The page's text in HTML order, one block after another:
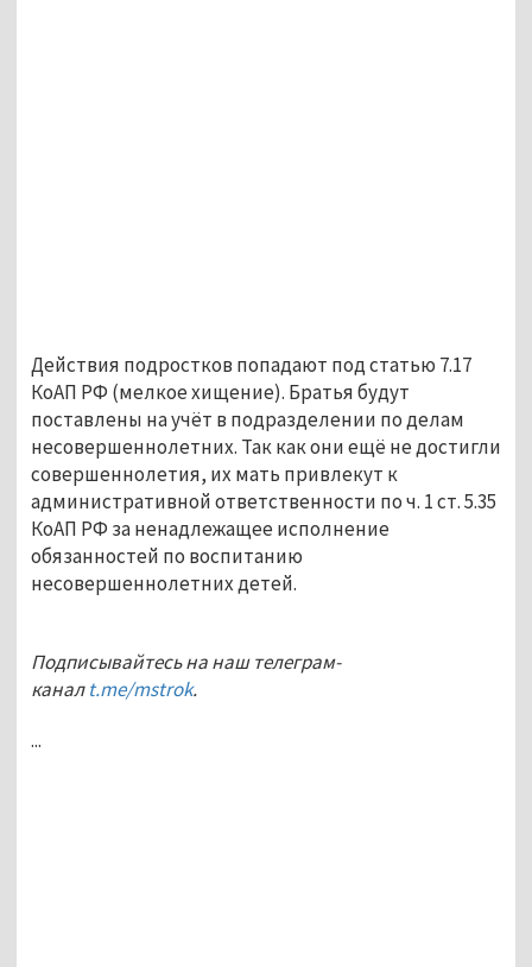
Действия подростков попадают под статью 7.17
КоАП РФ (мелкое хищение). Братья будут
поставлены на учёт в подразделении по делам
несовершеннолетних. Так как они ещё не достигли
совершеннолетия, их мать привлекут к
административной ответственности по ч. 1 ст. 5.35
КоАП РФ за ненадлежащее исполнение
обязанностей по воспитанию
несовершеннолетних детей.
Подписывайтесь на наш телеграм-
каналt.me/mstrok.
...